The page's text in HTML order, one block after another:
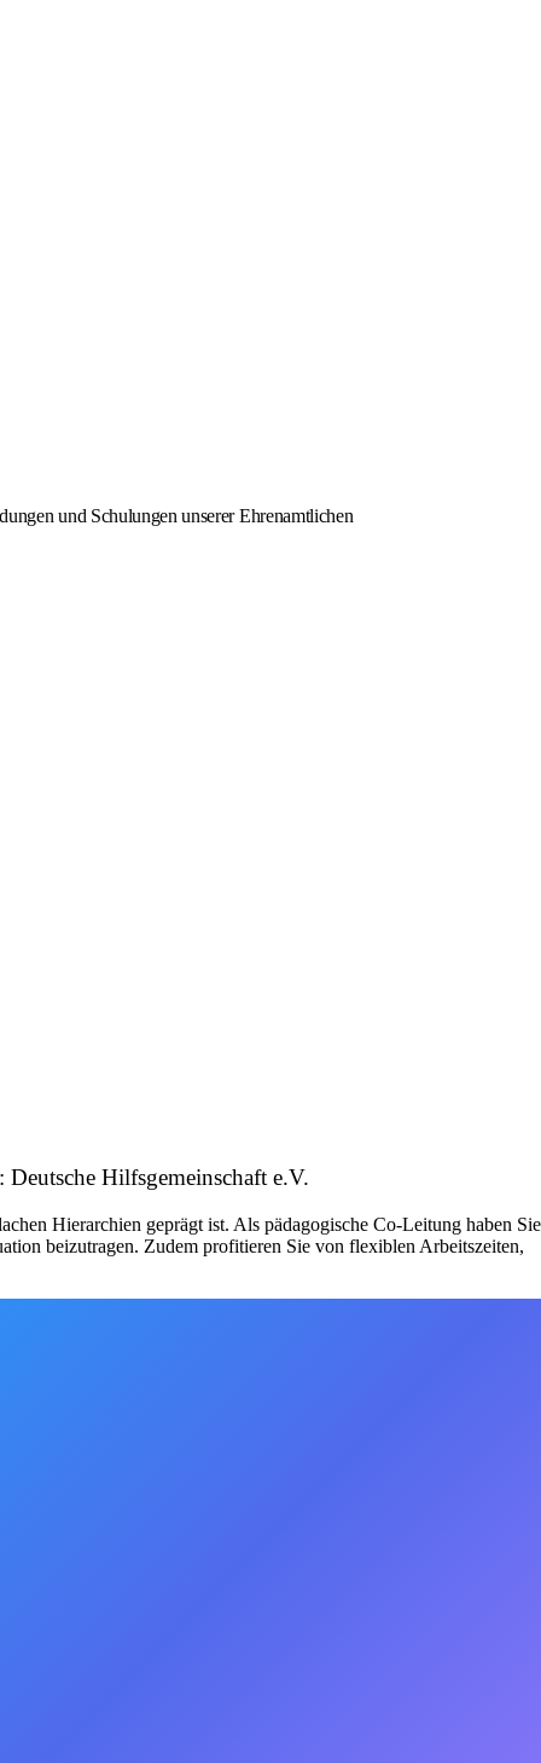
und Schulungen unserer Ehrenamtlichen
Hilfsgemeinschaft e.V.
Hierarchien geprägt ist. Als pädagogische Co-Leitung haben Sie
beizutragen. Zudem profitieren Sie von flexiblen Arbeitszeiten,